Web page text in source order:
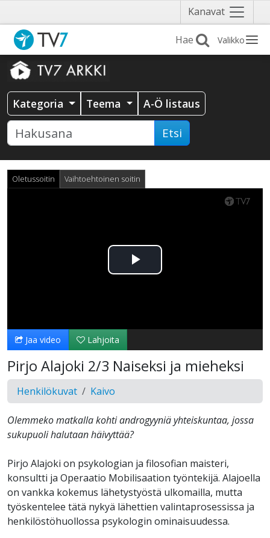
Kanavat Näytä
valikko
Valikko
Kategoria Teema A-Ö listaus
Etsi
Oletussoitin Vaihtoehtoinen soitin
Toista
Jaa video Lahjoita
Pirjo Alajoki 2/3 Naiseksi ja mieheksi
Henkilökuvat Kaivo
Olemmeko matkalla kohti androgyyniä yhteiskuntaa, jossa
sukupuoli halutaan häivyttää?
Pirjo Alajoki on psykologian ja filosofian maisteri,
konsultti ja Operaatio Mobilisaation työntekijä. Alajoella
on vankka kokemus lähetystyöstä ulkomailla, mutta
työskentelee tätä nykyä lähettien valintaprosessissa ja
henkilöstöhuollossa psykologin ominaisuudessa.